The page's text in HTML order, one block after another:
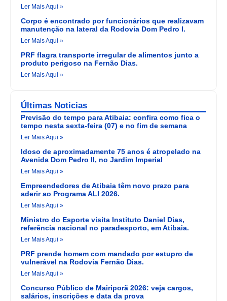
Ler Mais Aqui »
Corpo é encontrado por funcionários que realizavam
manutenção na lateral da Rodovia Dom Pedro I.
Ler Mais Aqui »
PRF flagra transporte irregular de alimentos junto a
produto perigoso na Fernão Dias.
Ler Mais Aqui »
Últimas Noticias
Previsão do tempo para Atibaia: confira como fica o
tempo nesta sexta-feira (07) e no fim de semana
Ler Mais Aqui »
Idoso de aproximadamente 75 anos é atropelado na
Avenida Dom Pedro II, no Jardim Imperial
Ler Mais Aqui »
Empreendedores de Atibaia têm novo prazo para
aderir ao Programa ALI 2026.
Ler Mais Aqui »
Ministro do Esporte visita Instituto Daniel Dias,
referência nacional no paradesporto, em Atibaia.
Ler Mais Aqui »
PRF prende homem com mandado por estupro de
vulnerável na Rodovia Fernão Dias.
Ler Mais Aqui »
Concurso Público de Mairiporã 2026: veja cargos,
salários, inscrições e data da prova